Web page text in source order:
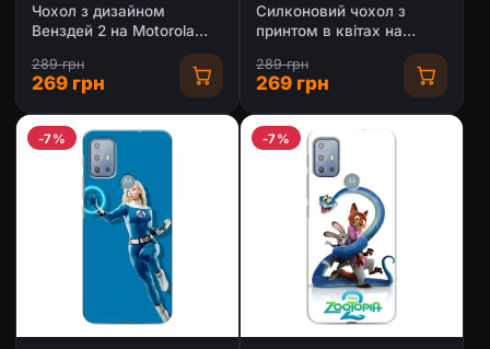
Чохол з дизайном
Венздей 2 на Motorola
289 грн
269 грн
Силконовий чохол з
принтом в квітах на
289 грн
269 грн
-7% -7%